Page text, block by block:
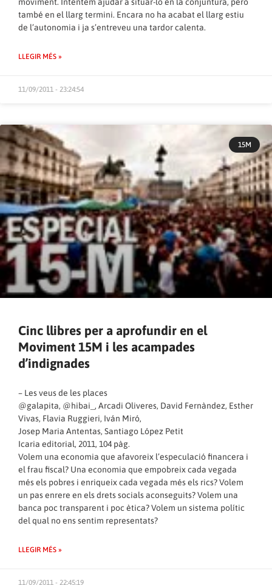
també en el llarg termini. Encara no ha acabat el llarg estiu
de l’autonomia i ja s’entreveu una tardor calenta.
LLEGIR MÉS »
11/09/2011 - 23:24:54
15M
Cinc llibres per a aprofundir en el
Moviment 15M i les acampades
d’indignades
– Les veus de les places
@galapita, @hibai_, Arcadi Oliveres, David Fernàndez, Esther
Vivas, Flavia Ruggieri, Iván Miró,
Josep Maria Antentas, Santiago López Petit
Icaria editorial, 2011, 104 pàg.
Volem una economia que afavoreix l’especulació financera i
el frau fiscal? Una economia que empobreix cada vegada
més els pobres i enriqueix cada vegada més els rics? Volem
un pas enrere en els drets socials aconseguits? Volem una
banca poc transparent i poc ètica? Volem un sistema polític
del qual no ens sentim representats?
LLEGIR MÉS »
11/09/2011 - 22:45:19